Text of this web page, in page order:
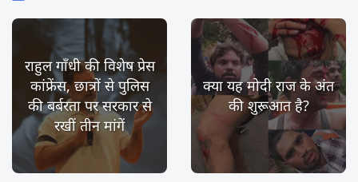
राहुल गाँधी की विशेष प्रेस
कांफ्रेंस, छात्रों से पुलिस
की बर्बरता पर सरकार से
रखीं तीन मांगें
क्या यह मोदी राज के अंत
की शुरूआत है?